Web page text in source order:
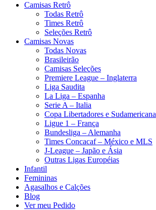
Camisas Retrô
Todas Retrô
Times Retrô
Seleções Retrô
Camisas Novas
Todas Novas
Brasileirão
Camisas Seleções
Premiere League – Inglaterra
Liga Saudita
La Liga – Espanha
Serie A – Italia
Copa Libertadores e Sudamericana
Ligue 1 – França
Bundesliga – Alemanha
Times Concacaf – México e MLS
J-League – Japão e Ásia
Outras Ligas Européias
Infantil
Femininas
Agasalhos e Calções
Blog
Ver meu Pedido